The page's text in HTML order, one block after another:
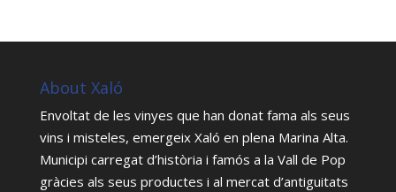
About Xaló
Envoltat de les vinyes que han donat fama als seus
vins i misteles, emergeix Xaló en plena Marina Alta.
Municipi carregat d’història i famós a la Vall de Pop
gràcies als seus productes i al mercat d’antiguitats